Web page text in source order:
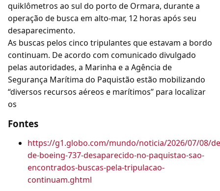
quiklômetros ao sul do porto de Ormara, durante a
operação de busca em alto-mar, 12 horas após seu
desaparecimento.
As buscas pelos cinco tripulantes que estavam a bordo
continuam. De acordo com comunicado divulgado
pelas autoridades, a Marinha e a Agência de
Segurança Marítima do Paquistão estão mobilizando
“diversos recursos aéreos e marítimos” para localizar
os
Fontes
https://g1.globo.com/mundo/noticia/2026/07/08/
de-boeing-737-desaparecido-no-paquistao-sao-
encontrados-buscas-pela-tripulacao-
continuam.ghtml